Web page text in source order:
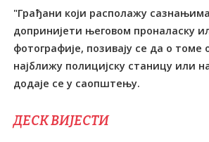
"Грађани који располажу
допринијети његовом проналаску
фотографије, позивају се да о томе
најближу полицијску станицу или
додаје се у саопштењу.
ДЕСК ВИЈЕСТИ